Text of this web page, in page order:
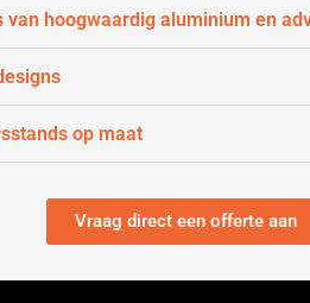
van hoogwaardig aluminium en
op maat
Vraag direct een offerte aan